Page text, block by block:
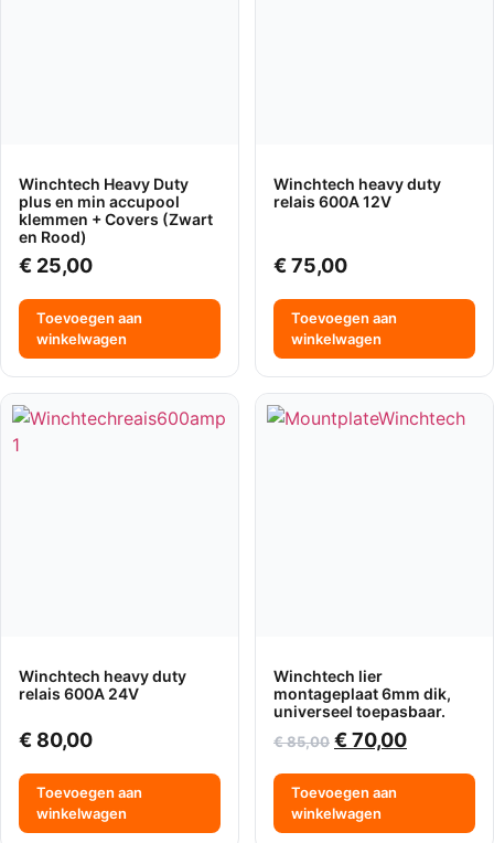
Winchtech Heavy Duty
plus en min accupool
klemmen + Covers (Zwart
en Rood)
€ 25,00
Toevoegen aan
winkelwagen
Winchtech heavy duty
relais 600A 12V
€75,00
Toevoegen aan
winkelwagen
Winchtech heavy duty
relais 600A 24V
€ 80,00
Toevoegen aan
winkelwagen
Winchtech lier
montageplaat 6mm dik,
universeel toepasbaar.
€85,00 €70,00
Toevoegen aan
winkelwagen